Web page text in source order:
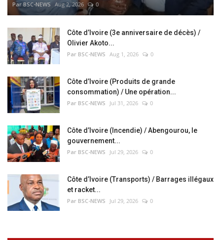
Par BSC-NEWS Aug 2, 2026 0
Côte d’Ivoire (3e anniversaire de décès) /
Olivier Akoto...
Par BSC-NEWS Aug 1, 2026 0
Côte d’Ivoire (Produits de grande
consommation) / Une opération...
Par BSC-NEWS Jul 31, 2026 0
Côte d’Ivoire (Incendie) / Abengourou, le
gouvernement...
Par BSC-NEWS Jul 29, 2026 0
Côte d’Ivoire (Transports) / Barrages illégaux
et racket...
Par BSC-NEWS Jul 29, 2026 0